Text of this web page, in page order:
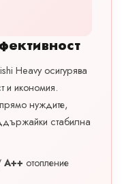
Heavy осигурява
и икономия.
нуждите,
стабилна
A++ отопление